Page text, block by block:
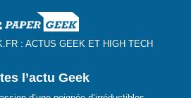
: ACTUS GEEK ET HIGH TECH
l’actu Geek